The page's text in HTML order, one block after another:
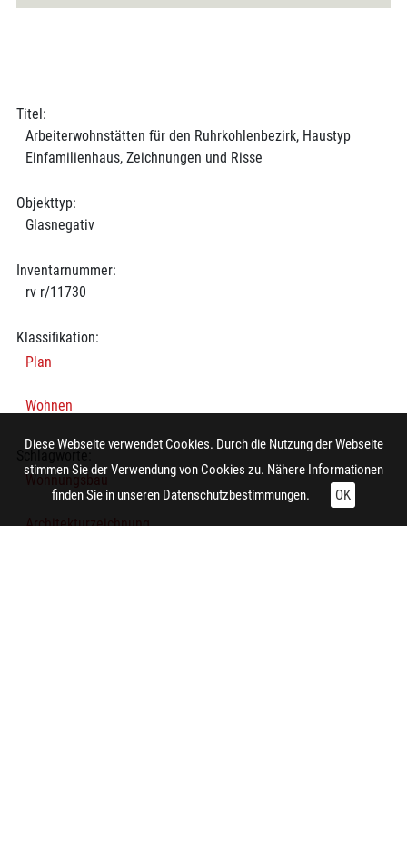
Titel:
Arbeiterwohnstätten für den Ruhrkohlenbezirk, Haustyp
Einfamilienhaus, Zeichnungen und Risse
Objekttyp:
Glasnegativ
Inventarnummer:
rv r/11730
Klassifikation:
Plan
Wohnen
Wohnungsbau
Architekturzeichnung
Diese Webseite verwendet Cookies. Durch die Nutzung der Webseite
stimmen Sie der Verwendung von Cookies zu. Nähere Informationen
finden Sie in unseren Datenschutzbestimmungen. OK